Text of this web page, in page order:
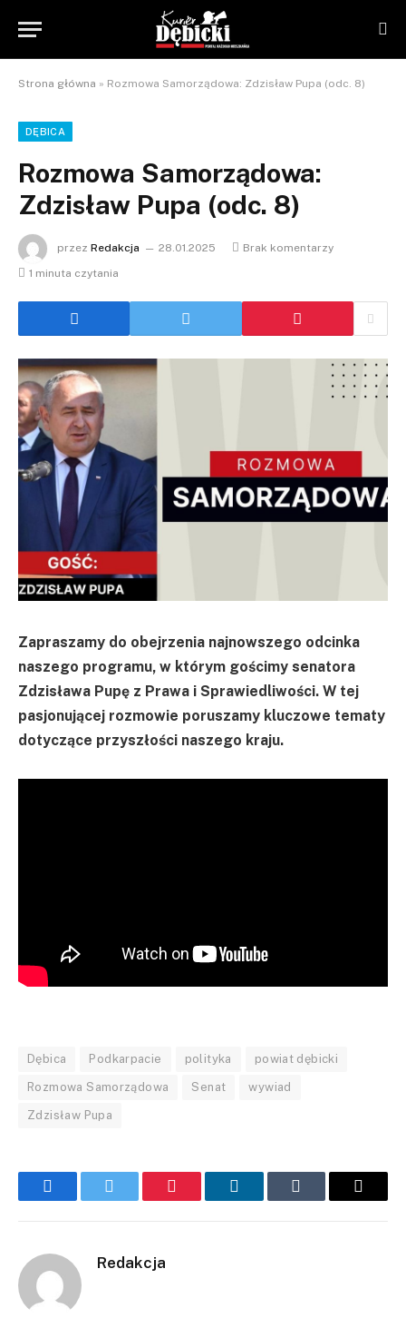
Strona główna » Rozmowa Samorządowa: Zdzisław Pupa (odc. 8)
DĘBICA
Rozmowa Samorządowa:
Zdzisław Pupa (odc. 8)
przez Redakcja 28.01.2025
Brak komentarzy
1 minuta czytania
Zapraszamy do obejrzenia najnowszego odcinka
naszego programu, w którym gościmy senatora
Zdzisława Pupę z Prawa i Sprawiedliwości. W tej
pasjonującej rozmowie poruszamy kluczowe tematy
dotyczące przyszłości naszego kraju.
Dębica Podkarpacie polityka powiat dębicki
Rozmowa Samorządowa Senat wywiad
Zdzisław Pupa
FacebookTwitter Pinterest LinkedInTumblr Email
Redakcja